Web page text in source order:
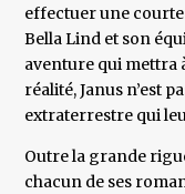
effectuer une
Bella Lind et son
aventure qui mettra
réalité, Janus n’est
extraterrestre qui
Outre la grande
chacun de ses